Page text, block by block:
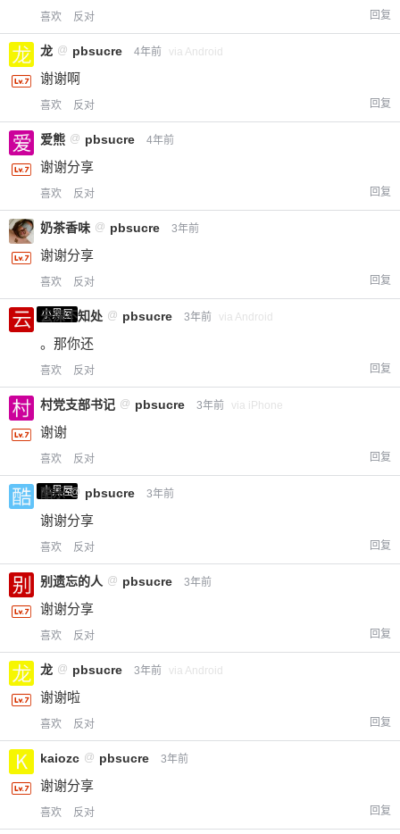
喜欢 反对 回复
龙 @ pbsucre 4年前 via Android
谢谢啊
喜欢 反对 回复
爱熊 @ pbsucre 4年前
谢谢分享
喜欢 反对 回复
奶茶香味 @ pbsucre 3年前
谢谢分享
喜欢 反对 回复
小黑屋
云深不知处 @ pbsucre 3年前 via Android
。那你还
喜欢 反对 回复
村党支部书记 @ pbsucre 3年前 via iPhone
谢谢
喜欢 反对 回复
小黑屋
酷乐 @ pbsucre 3年前
谢谢分享
喜欢 反对 回复
别遗忘的人 @ pbsucre 3年前
谢谢分享
喜欢 反对 回复
龙 @ pbsucre 3年前 via Android
谢谢啦
喜欢 反对 回复
kaiozc @ pbsucre 3年前
谢谢分享
喜欢 反对 回复